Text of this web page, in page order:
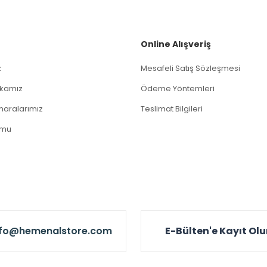
Online Alışveriş
Mesafeli Satış Sözleşmesi
Ödeme Yöntemleri
Teslimat Bilgileri
E-Bülten'e Kayıt